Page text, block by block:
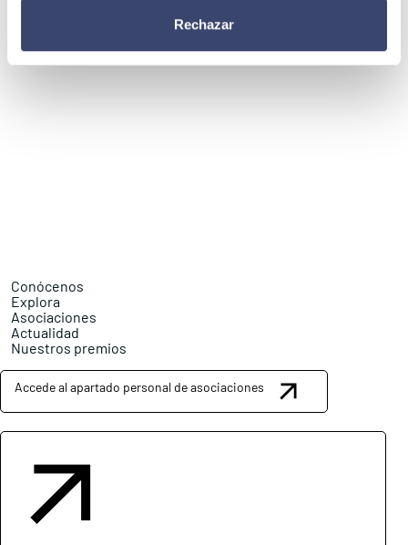
Rechazar
Conócenos
Explora
Asociaciones
Actualidad
Nuestros premios
Accede al apartado personal de asociaciones